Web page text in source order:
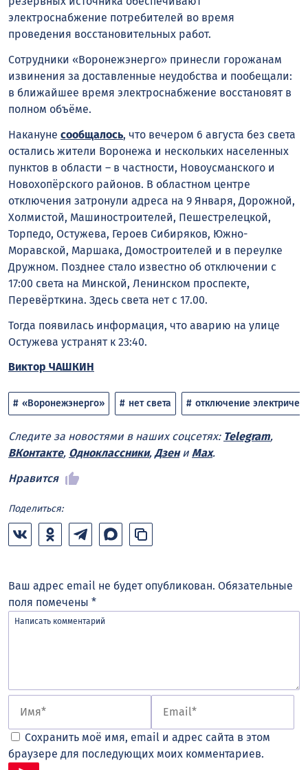
электроснабжение потребителей во время
проведения восстановительных работ.
Сотрудники «Воронежэнерго» принесли горожанам
извинения за доставленные неудобства и пообещали:
в ближайшее время электроснабжение восстановят в
полном объёме.
Накануне сообщалось, что вечером 6 августа без света
остались жители Воронежа и нескольких населенных
пунктов в области – в частности, Новоусманского и
Новохопёрского районов. В областном центре
отключения затронули адреса на 9 Января, Дорожной,
Холмистой, Машиностроителей, Пешестрелецкой,
Торпедо, Остужева, Героев Сибиряков, Южно-
Моравской, Маршака, Домостроителей и в переулке
Дружном. Позднее стало известно об отключении с
17:00 света на Минской, Ленинском проспекте,
Перевёрткина. Здесь света нет с 17.00.
Тогда появилась информация, что аварию на улице
Остужева устранят к 23:40.
Виктор ЧАШКИН
«Воронежэнерго» нет света отключение
Следите за новостями в наших соцсетях: Telegram,
ВКонтакте, Одноклассники, Дзени Max.
Нравится
Поделиться:
Ваш адрес email не будет опубликован. Обязательные
поля помечены *
Сохранить моё имя, email и адрес сайта в этом
браузере для последующих моих комментариев.